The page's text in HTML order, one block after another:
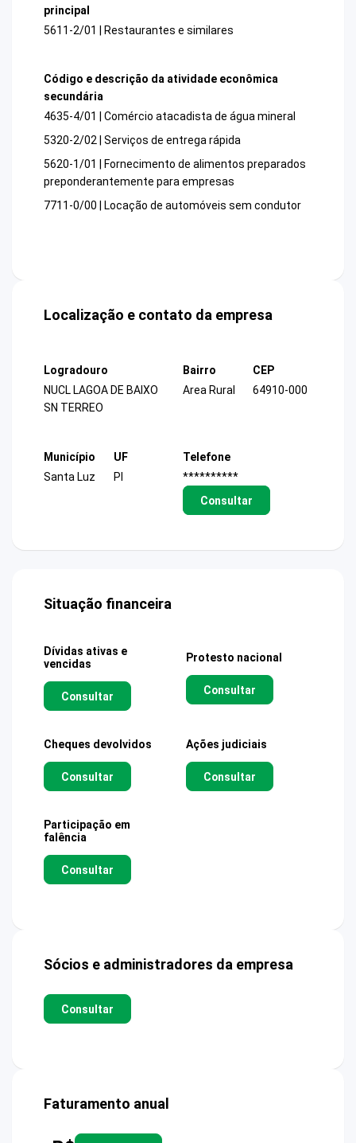
principal
5611-2/01 | Restaurantes e similares
Código e descrição da atividade econômica
secundária
4635-4/01 | Comércio atacadista de água mineral
5320-2/02 | Serviços de entrega rápida
5620-1/01 | Fornecimento de alimentos preparados
preponderantemente para empresas
7711-0/00 | Locação de automóveis sem condutor
Localização e contato da empresa
Logradouro
NUCL LAGOA DE BAIXO
SN TERREO
Bairro
Area Rural
CEP
64910-000
Município
Santa Luz
UF
PI
Telefone
**********
Consultar
Situação financeira
Dívidas ativas e
vencidas
Consultar
Protesto nacional
Consultar
Cheques devolvidos
Consultar
Ações judiciais
Consultar
Participação em
falência
Consultar
Sócios e administradores da empresa
Consultar
Faturamento anual